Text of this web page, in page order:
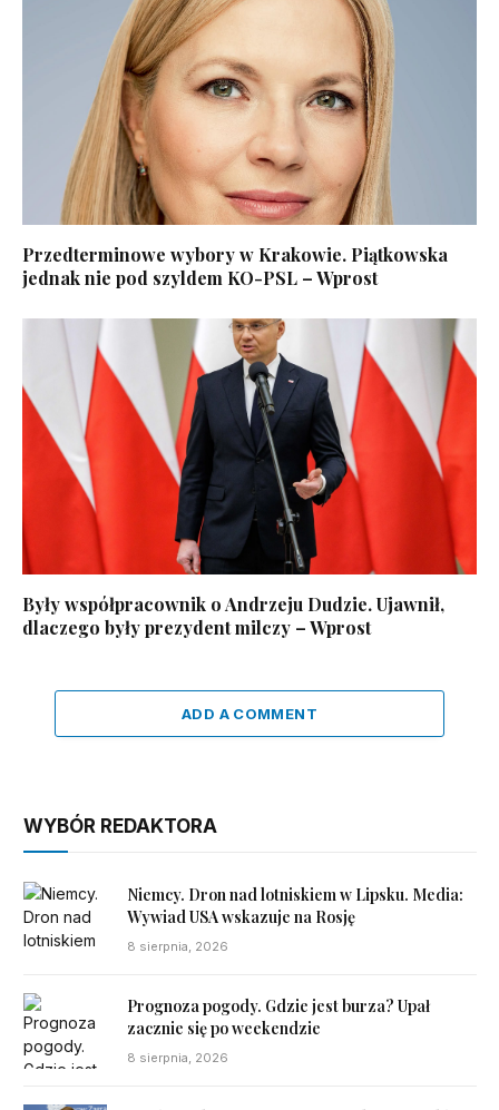
Przedterminowe wybory w Krakowie. Piątkowska
jednak nie pod szyldem KO-PSL – Wprost
Były współpracownik o Andrzeju Dudzie. Ujawnił,
dlaczego były prezydent milczy – Wprost
ADD A COMMENT
WYBÓR REDAKTORA
Niemcy. Dron nad lotniskiem w Lipsku. Media:
Wywiad USA wskazuje na Rosję
8 sierpnia, 2026
Prognoza pogody. Gdzie jest burza? Upał
zacznie się po weekendzie
8 sierpnia, 2026